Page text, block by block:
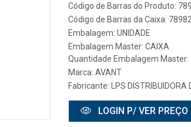
Código de Barras do Produto:
Código de Barras da Caixa:
Embalagem: UNIDADE
Embalagem Master: CAIXA
Quantidade Embalagem Master:
Marca: AVANT
Fabricante:
LPS
LOGIN P/ VER PREÇO